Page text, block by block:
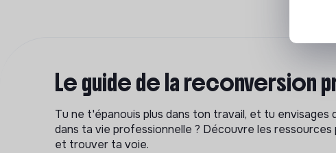
Le guide de la reconversion
Tu ne t'épanouis plus dans ton travail, et tu
dans ta vie professionnelle ? Découvre les
et trouver ta voie.